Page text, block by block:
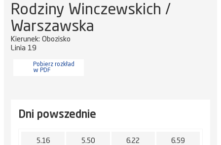
Rodziny Winczewskich /
Warszawska
Kierunek: Obozisko
Linia 19
Pobierz rozkład
w PDF
Dni powszednie
5.16 5.50 6.22 6.59